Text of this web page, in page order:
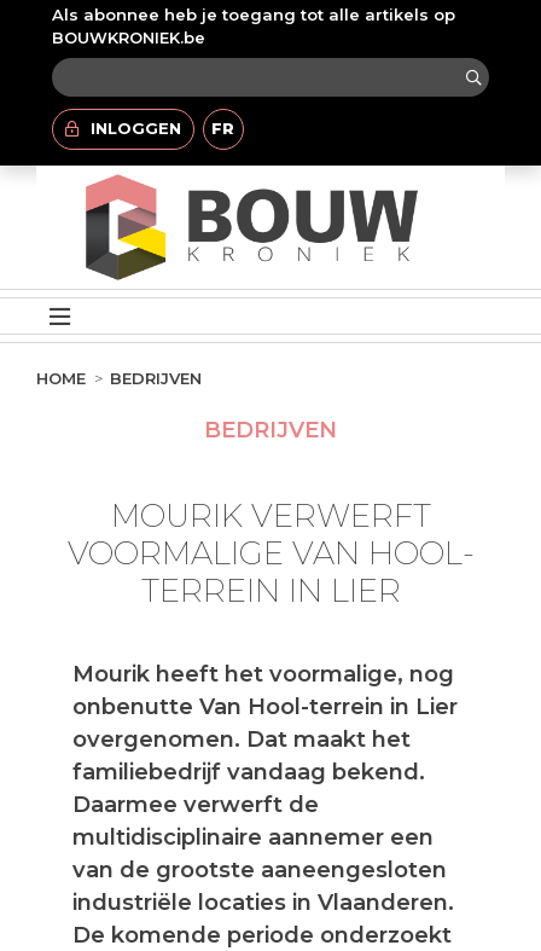
Als abonnee heb je toegang tot alle artikels op
BOUWKRONIEK.be
INLOGGEN FR
HOME BEDRIJVEN
BEDRIJVEN
MOURIK VERWERFT
VOORMALIGE VAN HOOL-
TERREIN IN LIER
Mourik heeft het voormalige, nog
onbenutte Van Hool-terrein in Lier
overgenomen. Dat maakt het
familiebedrijf vandaag bekend.
Daarmee verwerft de
multidisciplinaire aannemer een
van de grootste aaneengesloten
industriële locaties in Vlaanderen.
De komende periode onderzoekt